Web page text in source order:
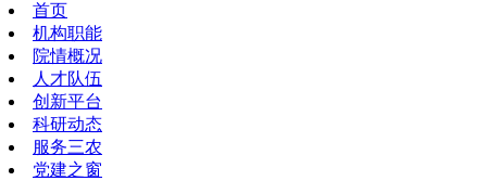
首页
机构职能
院情概况
人才队伍
创新平台
科研动态
服务三农
党建之窗